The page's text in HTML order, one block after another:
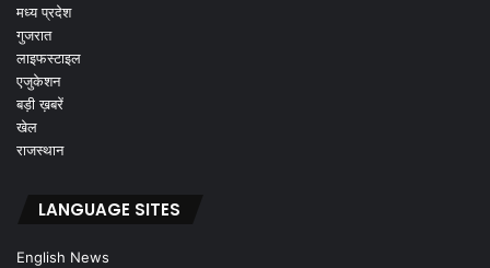
मध्य प्रदेश
गुजरात
लाइफस्टाइल
एजुकेशन
बड़ी ख़बरें
खेल
राजस्थान
LANGUAGE SITES
English News